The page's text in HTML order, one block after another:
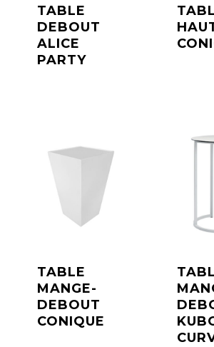
TABLE
DEBOUT
ALICE
PARTY
TABLE
MANGE-
DEBOUT
CONIQUE